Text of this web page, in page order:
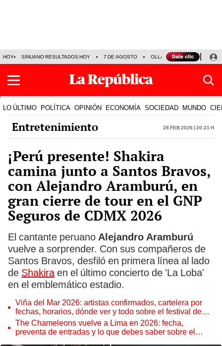
HOY SINUANO RESULTADOS HOY 7 DE AGOSTO OLLANTA HUMALA
LO ÚLTIMO POLÍTICA OPINIÓN ECONOMÍA SOCIEDAD MUNDO
Entretenimiento 28 Feb 2026 | 20:21 h
¡Perú presente! Shakira
camina junto a Santos Bravos,
con Alejandro Aramburú, en
gran cierre de tour en el GNP
Seguros de CDMX 2026
El cantante peruano Alejandro Aramburú
vuelve a sorprender. Con sus compañeros de
Santos Bravos, desfiló en primera línea al lado
de Shakiraen el último concierto de 'La Loba'
en el emblemático estadio.
Viña del Mar 2026: artistas confirmados, cartelera por
fechas, horarios, dónde ver y todo sobre el festival de
música en Chile
The Chameleons vuelve a Lima en 2026: fecha,
preventa de entradas y lo que debes saber sobre el